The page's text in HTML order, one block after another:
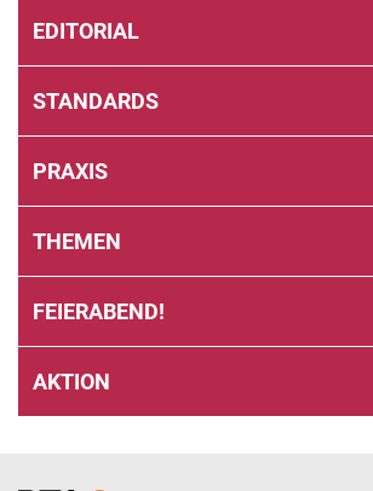
EDITORIAL
STANDARDS
PRAXIS
THEMEN
FEIERABEND!
AKTION